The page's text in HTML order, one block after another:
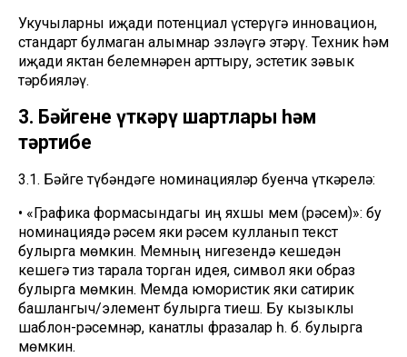
Укучыларны иҗади потенциал үстерүгә инновацион,
стандарт булмаган алымнар эзләүгә этәрү. Техник һәм
иҗади яктан белемнәрен арттыру, эстетик зәвык
тәрбияләү.
3. Бәйгене үткәрү шартлары һәм
тәртибе
3.1. Бәйге түбәндәге номинацияләр буенча үткәрелә:
• «Графика формасындагы иң яхшы мем (рәсем)»: бу
номинациядә рәсем яки рәсем кулланып текст
булырга мөмкин. Мемның нигезендә кешедән
кешегә тиз тарала торган идея, символ яки образ
булырга мөмкин. Мемда юмористик яки сатирик
башлангыч/элемент булырга тиеш. Бу кызыклы
шаблон-рәсемнәр, канатлы фразалар һ. б. булырга
мөмкин.